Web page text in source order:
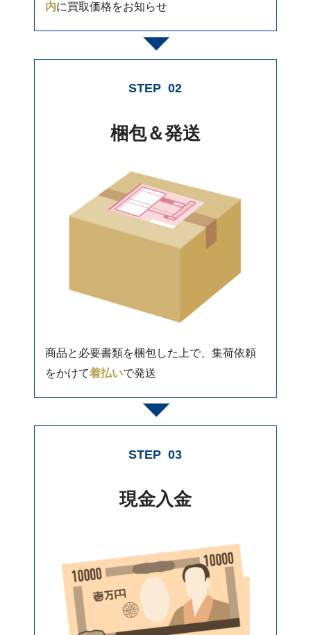
内に買取価格をお知らせ
STEP 02
梱包＆発送
商品と必要書類を梱包した上で、集荷依頼
をかけて着払いで発送
STEP 03
現金入金